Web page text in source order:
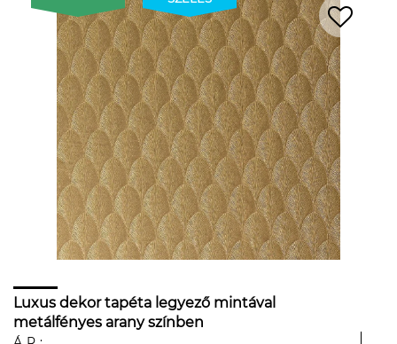
Luxus dekor tapéta legyező mintával
metálfényes arany színben